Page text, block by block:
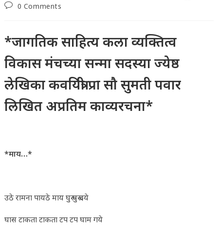
published:
Post0 Comments
*जागतिक साहित्य कला व्यक्तित्व
विकास मंचच्या सन्मा सदस्या ज्येष्ठ
लेखिका कवयित्री प्रा सौ सुमती पवार
लिखित अप्रतिम काव्यरचना*
*माय…*
उठे रामना पायठे माय घुरू घुरू दये
घास टाकता टाकता टप टप घाम गये